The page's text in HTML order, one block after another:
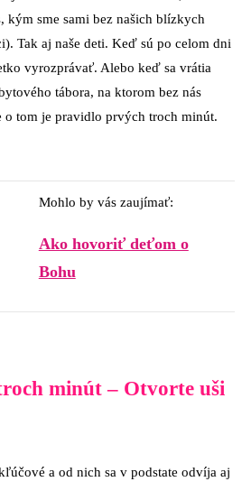
kým sme sami bez našich blízkych
Tak aj naše deti. Keď sú po celom dni
vyrozprávať. Alebo keď sa vrátia
tábora, na ktorom bez nás
o tom je pravidlo prvých troch minút.
Mohlo by vás zaujímať:
Ako hovoriť deťom o
Bohu
minút – Otvorte uši
a od nich sa v podstate odvíja aj